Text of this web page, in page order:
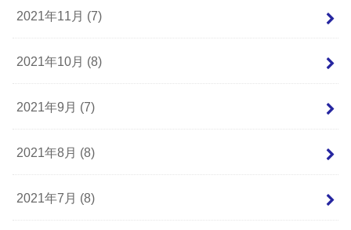
2021年11月 (7)
2021年10月 (8)
2021年9月 (7)
2021年8月 (8)
2021年7月 (8)